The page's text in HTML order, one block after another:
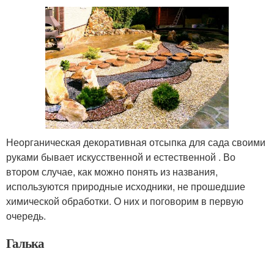
Неорганическая декоративная отсыпка для сада своими
руками бывает искусственной и естественной . Во
втором случае, как можно понять из названия,
используются природные исходники, не прошедшие
химической обработки. О них и поговорим в первую
очередь.
Галька